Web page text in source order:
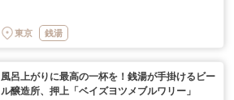
東京 銭湯
風呂上がりに最高の一杯を！銭湯が手掛けるビー
ル醸造所、押上「ベイズヨツメブルワリー」